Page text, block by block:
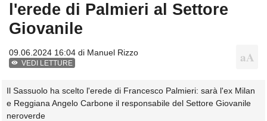
l'erede di Palmieri al Settore
Giovanile
09.06.2024 16:04 di Manuel Rizzo
VEDI LETTURE
Il Sassuolo ha scelto l'erede di Francesco Palmieri: sarà l'ex Milan
e Reggiana Angelo Carbone il responsabile del Settore Giovanile
neroverde